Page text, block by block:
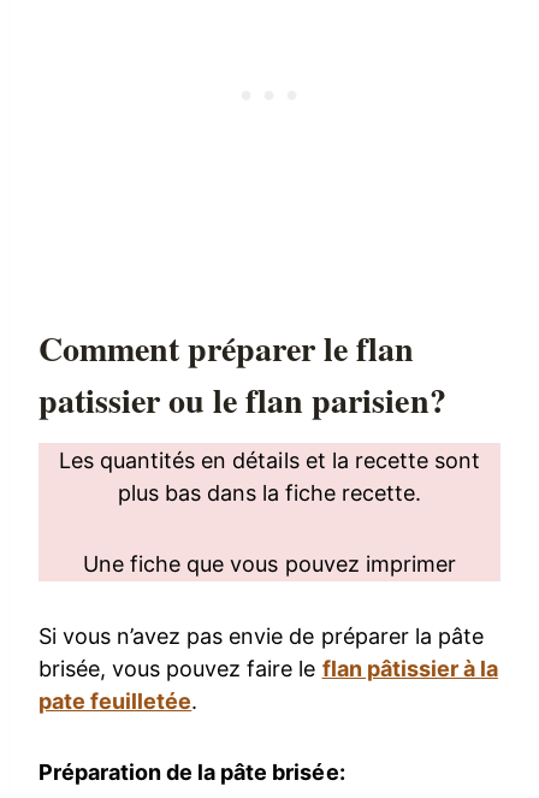
Comment préparer le flan
patissier ou le flan parisien?
Les quantités en détails et la recette sont
plus bas dans la fiche recette.
Une fiche que vous pouvez imprimer
Si vous n’avez pas envie de préparer la pâte
brisée, vous pouvez faire le flan pâtissier à la
pate feuilletée.
Préparation de la pâte brisée: